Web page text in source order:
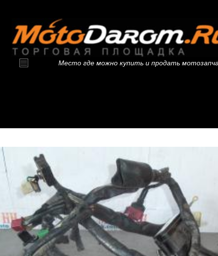
Место где можно купить и продать